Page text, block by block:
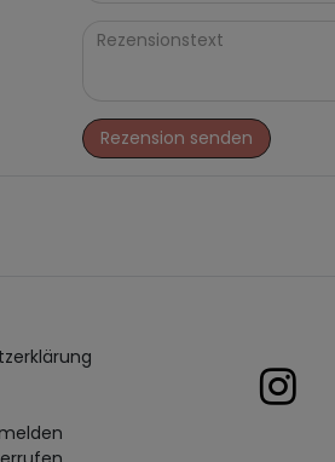
Rezension senden